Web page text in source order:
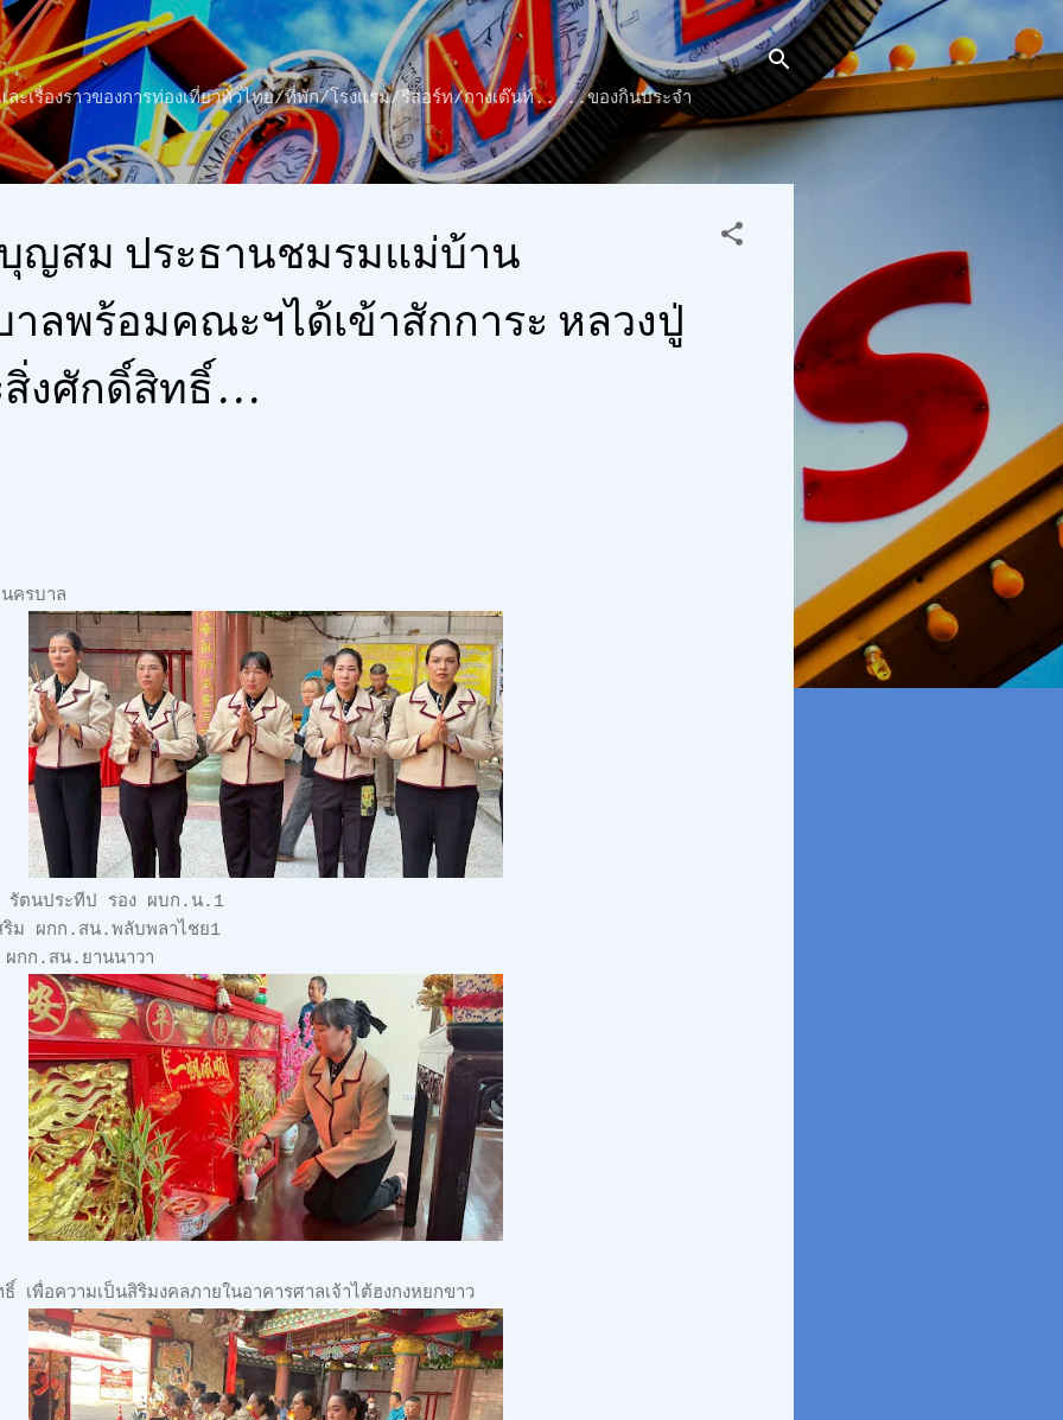
ข้ามไปที่เนื้อหาหลัก
ละเรื่องราวของการท่องเที่ยวทั่วไทย/ที่พัก/โรงแรม/รีสอร์ท/กางเต๊นท์.. ..ของกินประจำ
ญสม ประธานชมรมแม่บ้าน
ลพร้อมคณะฯได้เข้าสักการะ หลวงปู่
งศักดิ์สิทธิ์...
ครบาล
ตนประทีป รอง ผบก.น.1
ม ผกก.สน.พลับพลาไชย1
กก.สน.ยานนาวา
เพื่อความเป็นสิริมงคลภายในอาคารศาลเจ้าไต้ฮงกงหยกขาว